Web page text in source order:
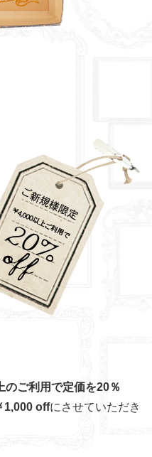
のご利用で定価を20％
1,000 offにさせていただき